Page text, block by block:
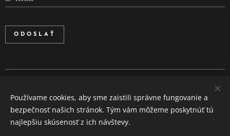
ODOSLAŤ
Jazyky
Slovenčina
Používame cookies, aby sme zaistili správne fungovanie a
bezpečnosť našich stránok. Tým vám môžeme poskytnúť tú
najlepšiu skúsenosť z ich návštevy.